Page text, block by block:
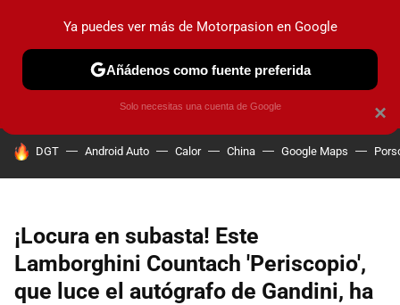
PRUEBAS COCHES ELÉCTRICOS OBSERVATORIO
HOY SE HABLA DE
DGT Android Auto Calor China Google Maps
¡Locura en subasta! Este
Lamborghini Countach 'Periscopio',
que luce el autógrafo de Gandini, ha
×
Ya puedes ver más de Motorpasion en Google
Añádenos como fuente preferida
Solo necesitas una cuenta de Google